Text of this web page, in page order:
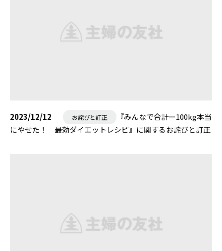
2023/12/12 お詫びと訂正
『みんなで合計ー100kg本当
にやせた！ 最効ダイエットレシピ』に関するお詫びと訂正